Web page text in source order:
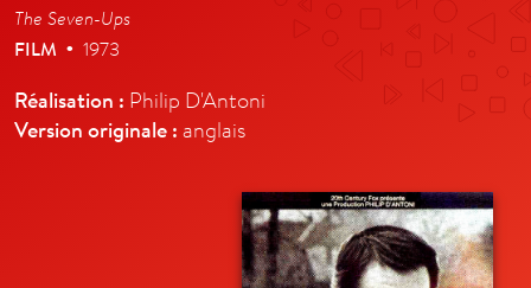
The Seven-Ups
FILM • 1973
Réalisation : Philip D'Antoni
Version originale : anglais